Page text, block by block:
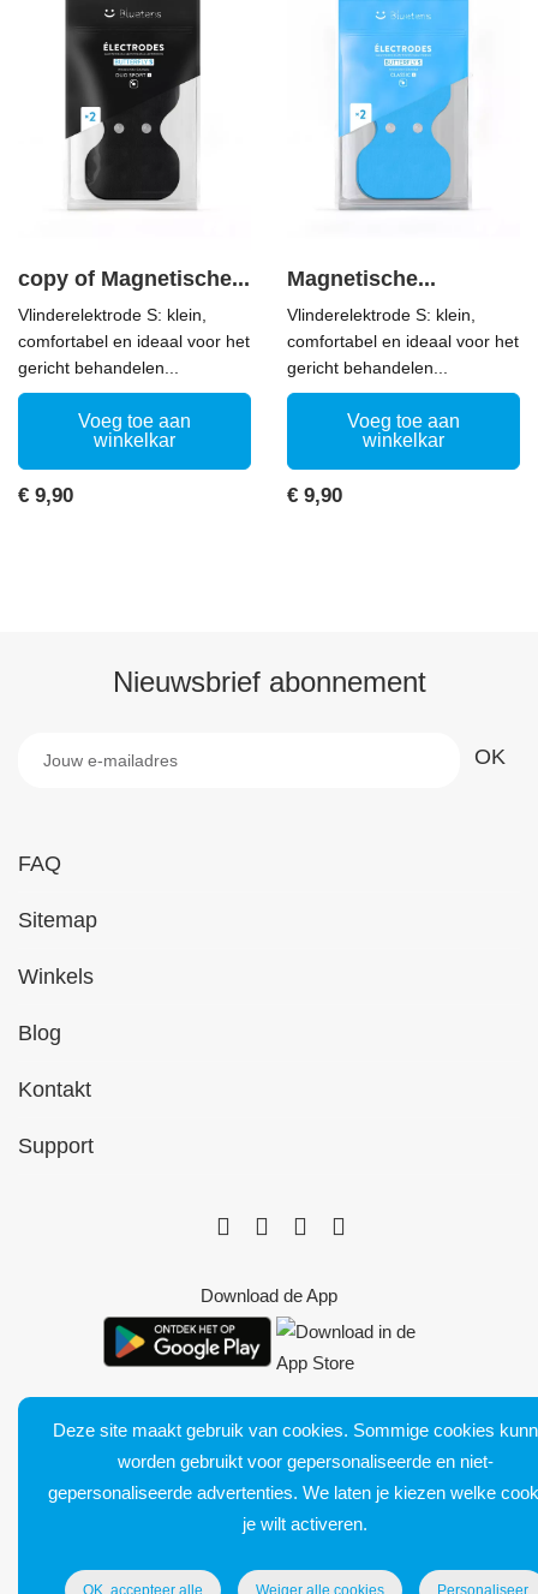
copy of Magnetische...
Vlinderelektrode S: klein,
comfortabel en ideaal voor het
gericht behandelen...
Voeg toe aan
winkelkar
Prijs
€ 9,90
Magnetische...
Vlinderelektrode S: klein,
comfortabel en ideaal voor het
gericht behandelen...
Voeg toe aan
winkelkar
Prijs
€ 9,90
Nieuwsbrief abonnement
FAQ
Sitemap
Winkels
Blog
Kontakt
Support
Download de App
Bluetens. Tous droits réservés
Juridische kennisgeving
Levering en retour
Deze site maakt gebruik van cookies. Sommige cookies
worden gebruikt voor gepersonaliseerde en niet-
gepersonaliseerde advertenties. We laten je kiezen welke
je wilt activeren.
OK, accepteer alle Weiger alle cookies Personaliseer